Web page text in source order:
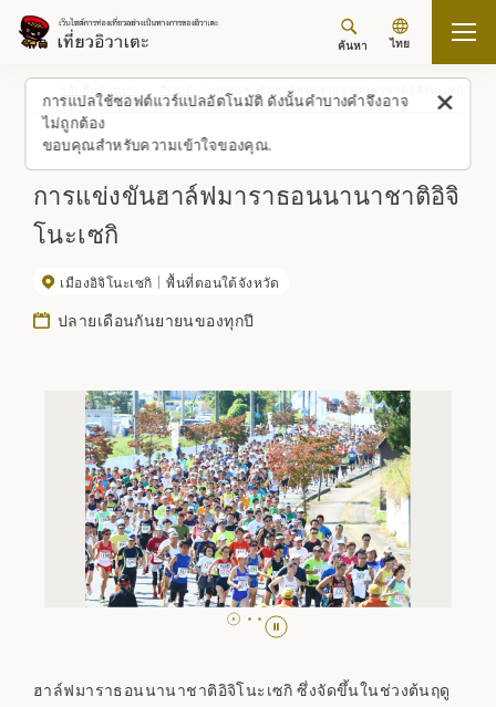
การแปลใช้ซอฟต์แวร์แปลอัตโนมัติ ดังนั้นคำบางคำจึงอาจ
ไม่ถูกต้อง
ขอบคุณสำหรับความเข้าใจของคุณ.
ค้นหา ไทย
กลับขึ้นด้านบน อีเวนต์ การแข่งขันฮาล์ฟมาราธอนนานาชาติอิจิโนะเซกิ
การแข่งขันฮาล์ฟมาราธอนนานาชาติอิจิ
โนะเซกิ
เมืองอิจิโนะเซกิ พื้นที่ตอนใต้จังหวัด
ปลายเดือนกันยายนของทุกปี
ฮาล์ฟมาราธอนนานาชาติอิจิโนะเซกิ ซึ่งจัดขึ้นในช่วงต้นฤดู